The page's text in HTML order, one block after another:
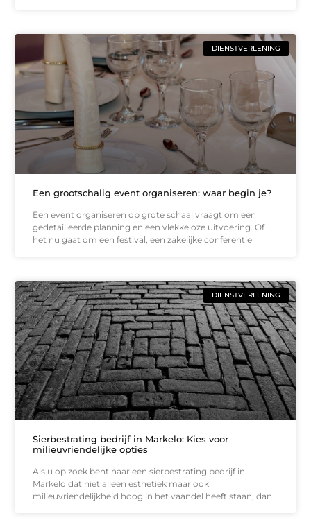
DIENSTVERLENING
Een grootschalig event organiseren: waar begin je?
Een event organiseren op grote schaal vraagt om een
gedetailleerde planning en een vlekkeloze uitvoering. Of
het nu gaat om een festival, een zakelijke conferentie
DIENSTVERLENING
Sierbestrating bedrijf in Markelo: Kies voor
milieuvriendelijke opties
Als u op zoek bent naar een sierbestrating bedrijf in
Markelo dat niet alleen esthetiek maar ook
milieuvriendelijkheid hoog in het vaandel heeft staan, dan